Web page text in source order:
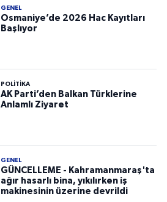
GENEL
Osmaniye’de 2026 Hac Kayıtları
Başlıyor
POLITIKA
AK Parti’den Balkan Türklerine
Anlamlı Ziyaret
GENEL
GÜNCELLEME - Kahramanmaraş'ta
ağır hasarlı bina, yıkılırken iş
makinesinin üzerine devrildi